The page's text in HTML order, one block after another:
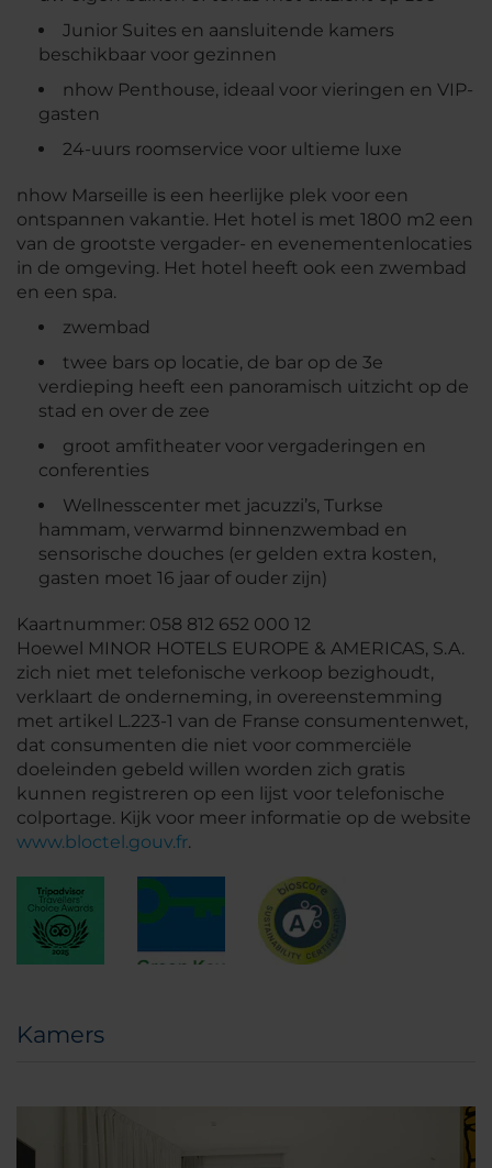
Junior Suites en aansluitende kamers
beschikbaar voor gezinnen
nhow Penthouse, ideaal voor vieringen en VIP-
gasten
24-uurs roomservice voor ultieme luxe
nhow Marseille is een heerlijke plek voor een
ontspannen vakantie. Het hotel is met 1800 m2 een
van de grootste vergader- en evenementenlocaties
in de omgeving. Het hotel heeft ook een zwembad
en een spa.
zwembad
twee bars op locatie, de bar op de 3e
verdieping heeft een panoramisch uitzicht op de
stad en over de zee
groot amfitheater voor vergaderingen en
conferenties
Wellnesscenter met jacuzzi’s, Turkse
hammam, verwarmd binnenzwembad en
sensorische douches (er gelden extra kosten,
gasten moet 16 jaar of ouder zijn)
Kaartnummer: 058 812 652 000 12
Hoewel MINOR HOTELS EUROPE & AMERICAS, S.A.
zich niet met telefonische verkoop bezighoudt,
verklaart de onderneming, in overeenstemming
met artikel L.223-1 van de Franse consumentenwet,
dat consumenten die niet voor commerciële
doeleinden gebeld willen worden zich gratis
kunnen registreren op een lijst voor telefonische
colportage. Kijk voor meer informatie op de website
www.bloctel.gouv.fr.
Kamers